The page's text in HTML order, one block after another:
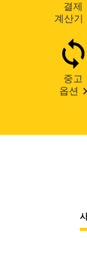
결제
계산기
중고
옵션